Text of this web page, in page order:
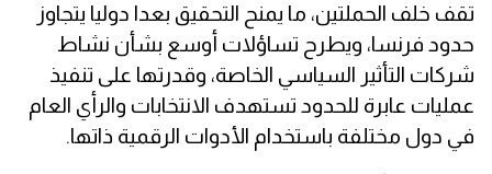
تقف خلف الحملتين، ما يمنح التحقيق بعدا دوليا يتجاوز
حدود فرنسا، ويطرح تساؤلات أوسع بشأن نشاط
شركات التأثير السياسي الخاصة، وقدرتها على تنفيذ
عمليات عابرة للحدود تستهدف الانتخابات والرأي العام
في دول مختلفة باستخدام الأدوات الرقمية ذاتها.